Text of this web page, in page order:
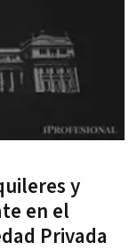
y
en el
Privada